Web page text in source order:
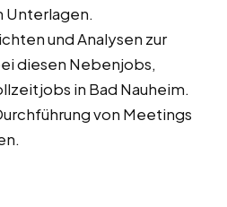
Unterlagen.
und Analysen zur
diesen Nebenjobs,
in Bad Nauheim.
von Meetings